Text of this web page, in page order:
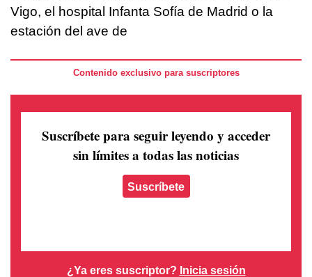
Vigo, el hospital Infanta Sofía de Madrid o la
estación del ave de
Contenido exclusivo para suscriptores
Suscríbete para seguir leyendo y acceder
sin límites a todas las noticias
Suscríbete
¿Ya eres suscriptor? Inicia sesión